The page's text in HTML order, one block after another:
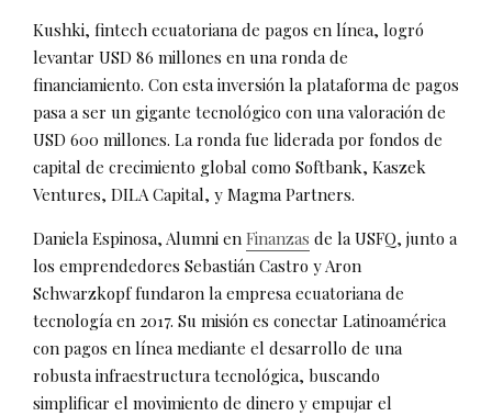
Kushki, fintech ecuatoriana de pagos en línea, logró
levantar USD 86 millones en una ronda de
financiamiento. Con esta inversión la plataforma de pagos
pasa a ser un gigante tecnológico con una valoración de
USD 600 millones. La ronda fue liderada por fondos de
capital de crecimiento global como Softbank, Kaszek
Ventures, DILA Capital, y Magma Partners.
Daniela Espinosa, Alumni en Finanzas de la USFQ, junto a
los emprendedores Sebastián Castro y Aron
Schwarzkopf fundaron la empresa ecuatoriana de
tecnología en 2017. Su misión es conectar Latinoamérica
con pagos en línea mediante el desarrollo de una
robusta infraestructura tecnológica, buscando
simplificar el movimiento de dinero y empujar el